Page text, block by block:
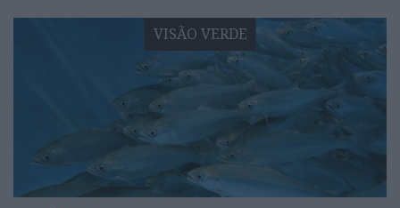
VISÃO VERDE